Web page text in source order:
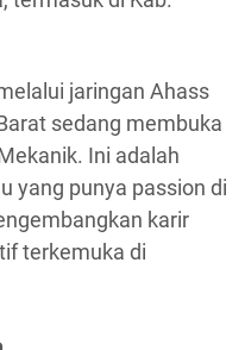
jaringan Ahass
sedang membuka
Ini adalah
yang punya passion di
karir
terkemuka di